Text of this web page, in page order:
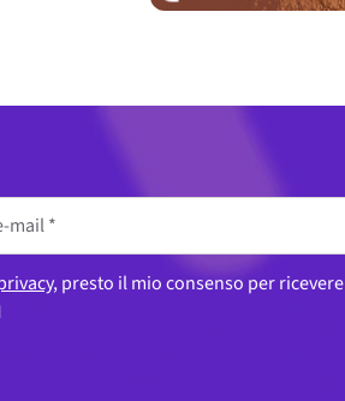
, presto il mio consenso per ricevere